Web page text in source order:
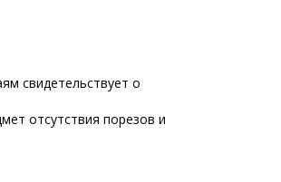
свидетельствует о
отсутствия порезов и